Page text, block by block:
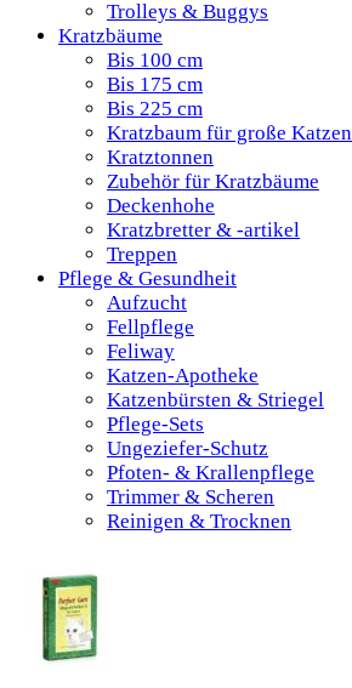
Trolleys & Buggys
Kratzbäume
Bis 100 cm
Bis 175 cm
Bis 225 cm
Kratzbaum für große Katzen
Kratztonnen
Zubehör für Kratzbäume
Deckenhohe
Kratzbretter & -artikel
Treppen
Pflege & Gesundheit
Aufzucht
Fellpflege
Feliway
Katzen-Apotheke
Katzenbürsten & Striegel
Pflege-Sets
Ungeziefer-Schutz
Pfoten- & Krallenpflege
Trimmer & Scheren
Reinigen & Trocknen